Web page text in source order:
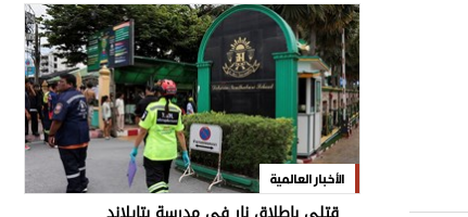
الأخبار العالمية